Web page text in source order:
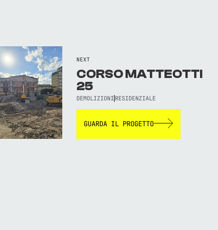
NEXT
CORSO MATTEOTTI
25
DEMOLIZIONI RESIDENZIALE
GUARDA IL PROGETTO